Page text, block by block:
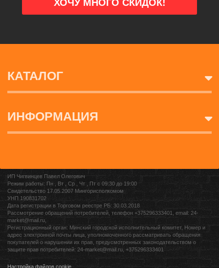
КАТАЛОГ
ИНФОРМАЦИЯ
ИП Чигвинцев Павел Олегович
Режим работы: Пн , Вт , Ср , Чт , Пт c 09:30 до 19:00
Свидетельство 17.05.2007 Мингорисполкомом
УНП 190831702
Дата регистрации в Торговом реестре РБ: 30.03.2018
Рассмотрение обращений потребителей, телефон +375296333401, email: 24-
market@mail.ru,
Регистрационный орган: Минский городской исполнительный комитет, Номер и
адрес электронной почты лица, уполномоченного рассматривать обращения
покупателей о нарушении их прав, предусмотренных законодательством о
защите прав потребителей: 24-market@mail.ru, +375296333401
Настройка файлов cookie